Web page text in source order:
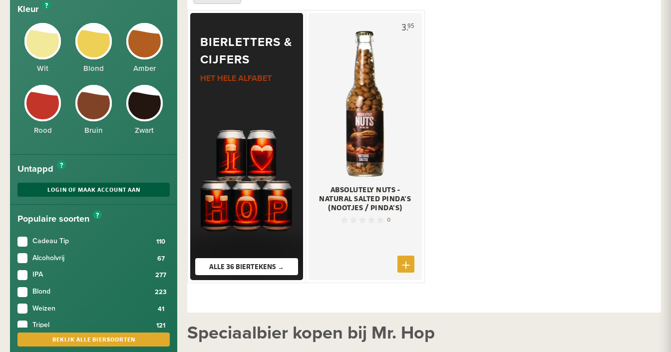
Kleur ?
Wit Blond Amber
Rood Bruin Zwart
Untappd ?
LOGIN OF MAAK ACCOUNT AAN
Populaire soorten ?
Cadeau Tip
Alcoholvrij
IPA
Blond
Weizen
Tripel
SmoothieBEKIJK ALLE BIERSOORTEN
BIERLETTERS &
CIJFERS
HET HELE ALFABET
ALLE 36 BIERTEKENS →
3.95
ABSOLUTELY NUTS -
NATURAL SALTED PINDA'S
(NOOTJES / PINDA'S)
0
Speciaalbier kopen bij Mr. Hop